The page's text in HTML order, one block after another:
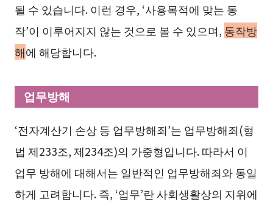
될 수 있습니다. 이런 경우, ‘사용목적에 맞는 동
작’이 이루어지지 않는 것으로 볼 수 있으며, 동작방
해에 해당합니다.
업무방해
‘전자계산기 손상 등 업무방해죄’는 업무방해죄(형
법 제233조, 제234조)의 가중형입니다. 따라서 이
업무 방해에 대해서는 일반적인 업무방해죄와 동일
하게 고려합니다. 즉, ‘업무’란 사회생활상의 지위에